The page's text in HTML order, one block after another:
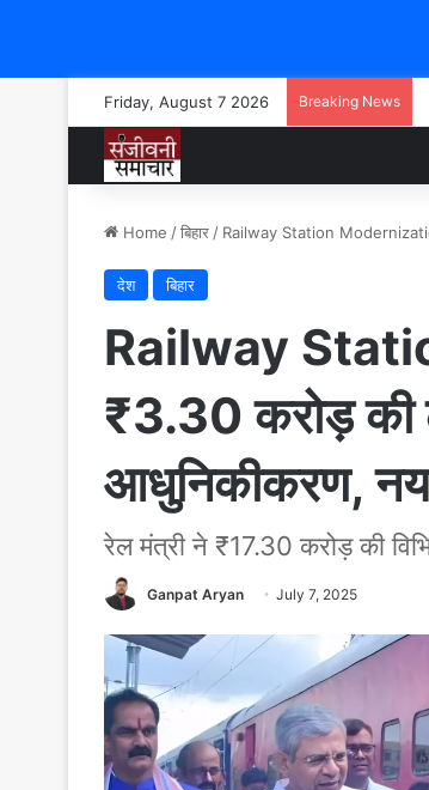
Friday, August 7 2026 Breaking News
Home /बिहार / Railway Station
देश बिहार
Railway
₹3.30 करोड़ की
आधुनिकीकरण,
रेल मंत्री ने ₹17.30 करोड़ की
Ganpat Aryan July 7, 2025